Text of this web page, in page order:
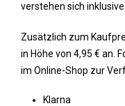
verstehen sich
Zusätzlich zum
in Höhe von 4,95 € an.
im Online-Shop zur
Klarna